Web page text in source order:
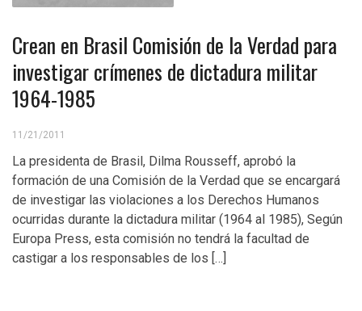
Crean en Brasil Comisión de la Verdad para
investigar crímenes de dictadura militar
1964-1985
11/21/2011
La presidenta de Brasil, Dilma Rousseff, aprobó la
formación de una Comisión de la Verdad que se encargará
de investigar las violaciones a los Derechos Humanos
ocurridas durante la dictadura militar (1964 al 1985), Según
Europa Press, esta comisión no tendrá la facultad de
castigar a los responsables de los […]